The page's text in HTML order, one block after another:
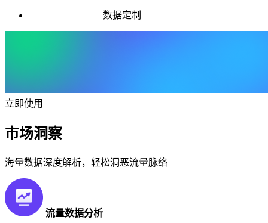
数据定制
立即使用
市场洞察
海量数据深度解析，轻松洞恶流量脉络
流量数据分析